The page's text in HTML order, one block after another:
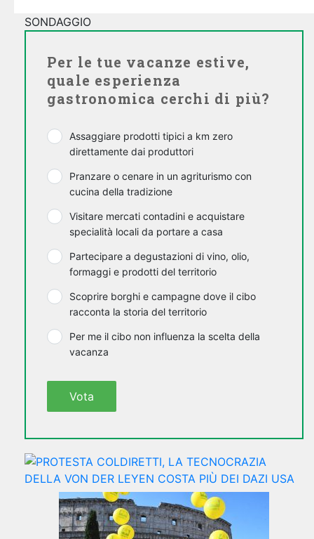
SONDAGGIO
Per le tue vacanze estive,
quale esperienza
gastronomica cerchi di più?
Assaggiare prodotti tipici a km zero
direttamente dai produttori
Pranzare o cenare in un agriturismo con
cucina della tradizione
Visitare mercati contadini e acquistare
specialità locali da portare a casa
Partecipare a degustazioni di vino, olio,
formaggi e prodotti del territorio
Scoprire borghi e campagne dove il cibo
racconta la storia del territorio
Per me il cibo non influenza la scelta della
vacanza
Vota